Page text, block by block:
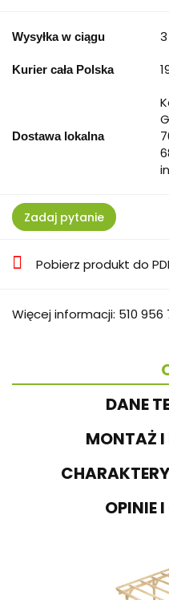
Wysyłka w ciągu
Kurier cała Polska
Dostawa lokalna
Zadaj pytanie
Pobierz produkt do
Więcej informacji: 510 956
DANE
MONTAŻ
OPINIE